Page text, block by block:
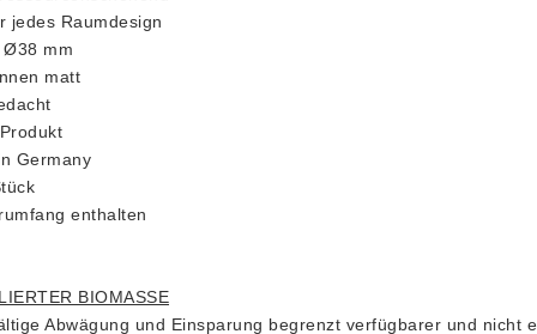
jedes Raumdesign
Ø38 mm
matt
Germany
enthalten
BIOMASSE
Abwägung und Einsparung begrenzt verfügbarer und nicht